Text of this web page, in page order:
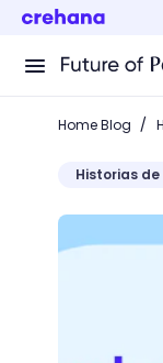
Home Blog /
Historias
Crehana y